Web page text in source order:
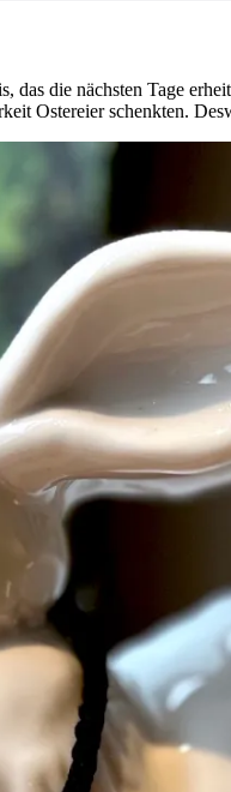
das die nächsten Tage
Ostereier schenkten.